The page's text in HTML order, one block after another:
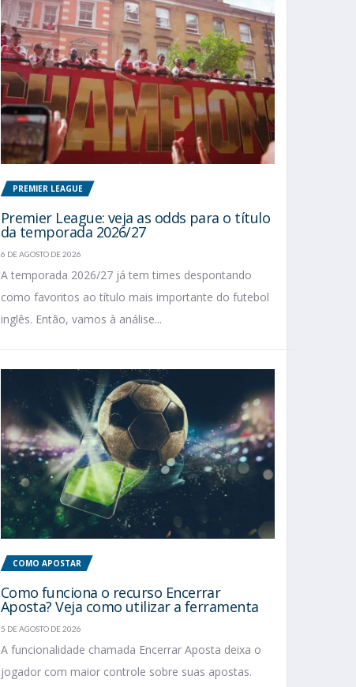
PREMIER LEAGUE
Premier League: veja as odds para o título
da temporada 2026/27
6 DE AGOSTO DE 2026
A temporada 2026/27 já tem times despontando
como favoritos ao título mais importante do futebol
inglês. Então, vamos à análise...
COMO APOSTAR
Como funciona o recurso Encerrar
Aposta? Veja como utilizar a ferramenta
5 DE AGOSTO DE 2026
A funcionalidade chamada Encerrar Aposta deixa o
jogador com maior controle sobre suas apostas.